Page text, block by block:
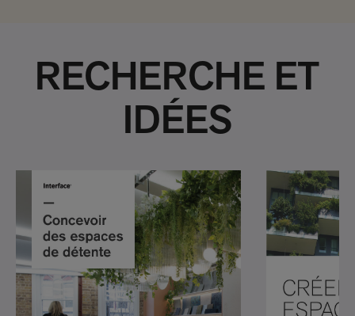
RECHERCHE ET
IDÉES